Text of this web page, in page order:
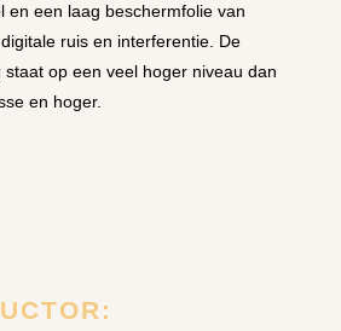
en een laag beschermfolie van
ruis en interferentie. De
op een veel hoger niveau dan
en hoger.